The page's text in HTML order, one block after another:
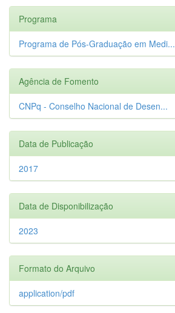
Programa
Programa de Pós-Graduação em Medi...
Agência de Fomento
CNPq - Conselho Nacional de Desen...
Data de Publicação
2017
Data de Disponibilização
2023
Formato do Arquivo
application/pdf